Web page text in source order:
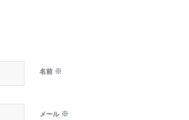
名前 ※
メール ※